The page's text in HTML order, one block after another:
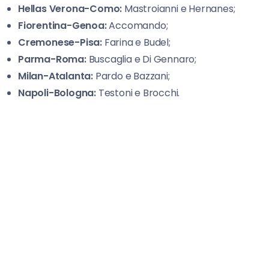
Hellas Verona-Como: Mastroianni e Hernanes;
Fiorentina-Genoa:Accomando;
Cremonese-Pisa: Farina e Budel;
Parma-Roma:Buscaglia e Di Gennaro;
Milan-Atalanta: Pardo e Bazzani;
Napoli-Bologna: Testoni e Brocchi.